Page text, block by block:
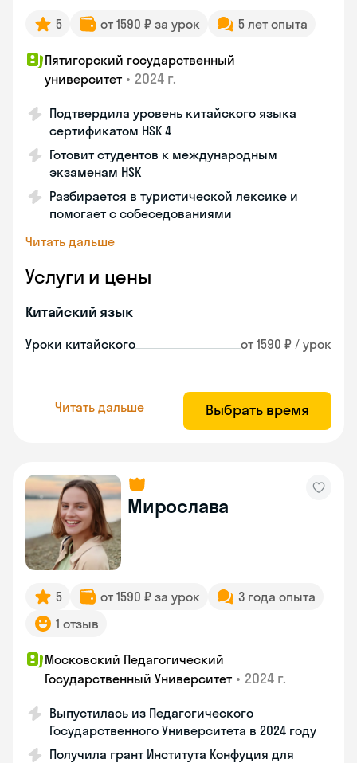
5 от 1590 ₽ за урок 5 лет опыта
Пятигорский государственный
университет • 2024 г.
Подтвердила уровень китайского языка
сертификатом HSK 4
Готовит студентов к международным
экзаменам HSK
Разбирается в туристической лексике и
помогает с собеседованиями
Читать дальше
Услуги и цены
Китайский язык
Уроки китайского от 1590 ₽ / урок
Читать дальше Выбрать время
Мирослава
5 от 1590 ₽ за урок
3 года опыта
1 отзыв
Московский Педагогический
Государственный Университет • 2024 г.
Выпустилась из Педагогического
Государственного Университета в 2024 году
Получила грант Института Конфуция для